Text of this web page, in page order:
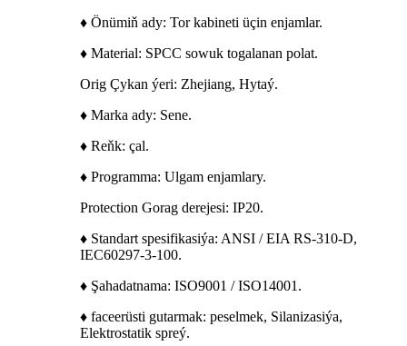
♦ Önümiň ady: Tor kabineti üçin enjamlar.
♦ Material: SPCC sowuk togalanan polat.
Orig Çykan ýeri: Zhejiang, Hytaý.
♦ Marka ady: Sene.
♦ Reňk: çal.
♦ Programma: Ulgam enjamlary.
Protection Gorag derejesi: IP20.
♦ Standart spesifikasiýa: ANSI / EIA RS-310-D,
IEC60297-3-100.
♦ Şahadatnama: ISO9001 / ISO14001.
♦ faceerüsti gutarmak: peselmek, Silanizasiýa,
Elektrostatik spreý.